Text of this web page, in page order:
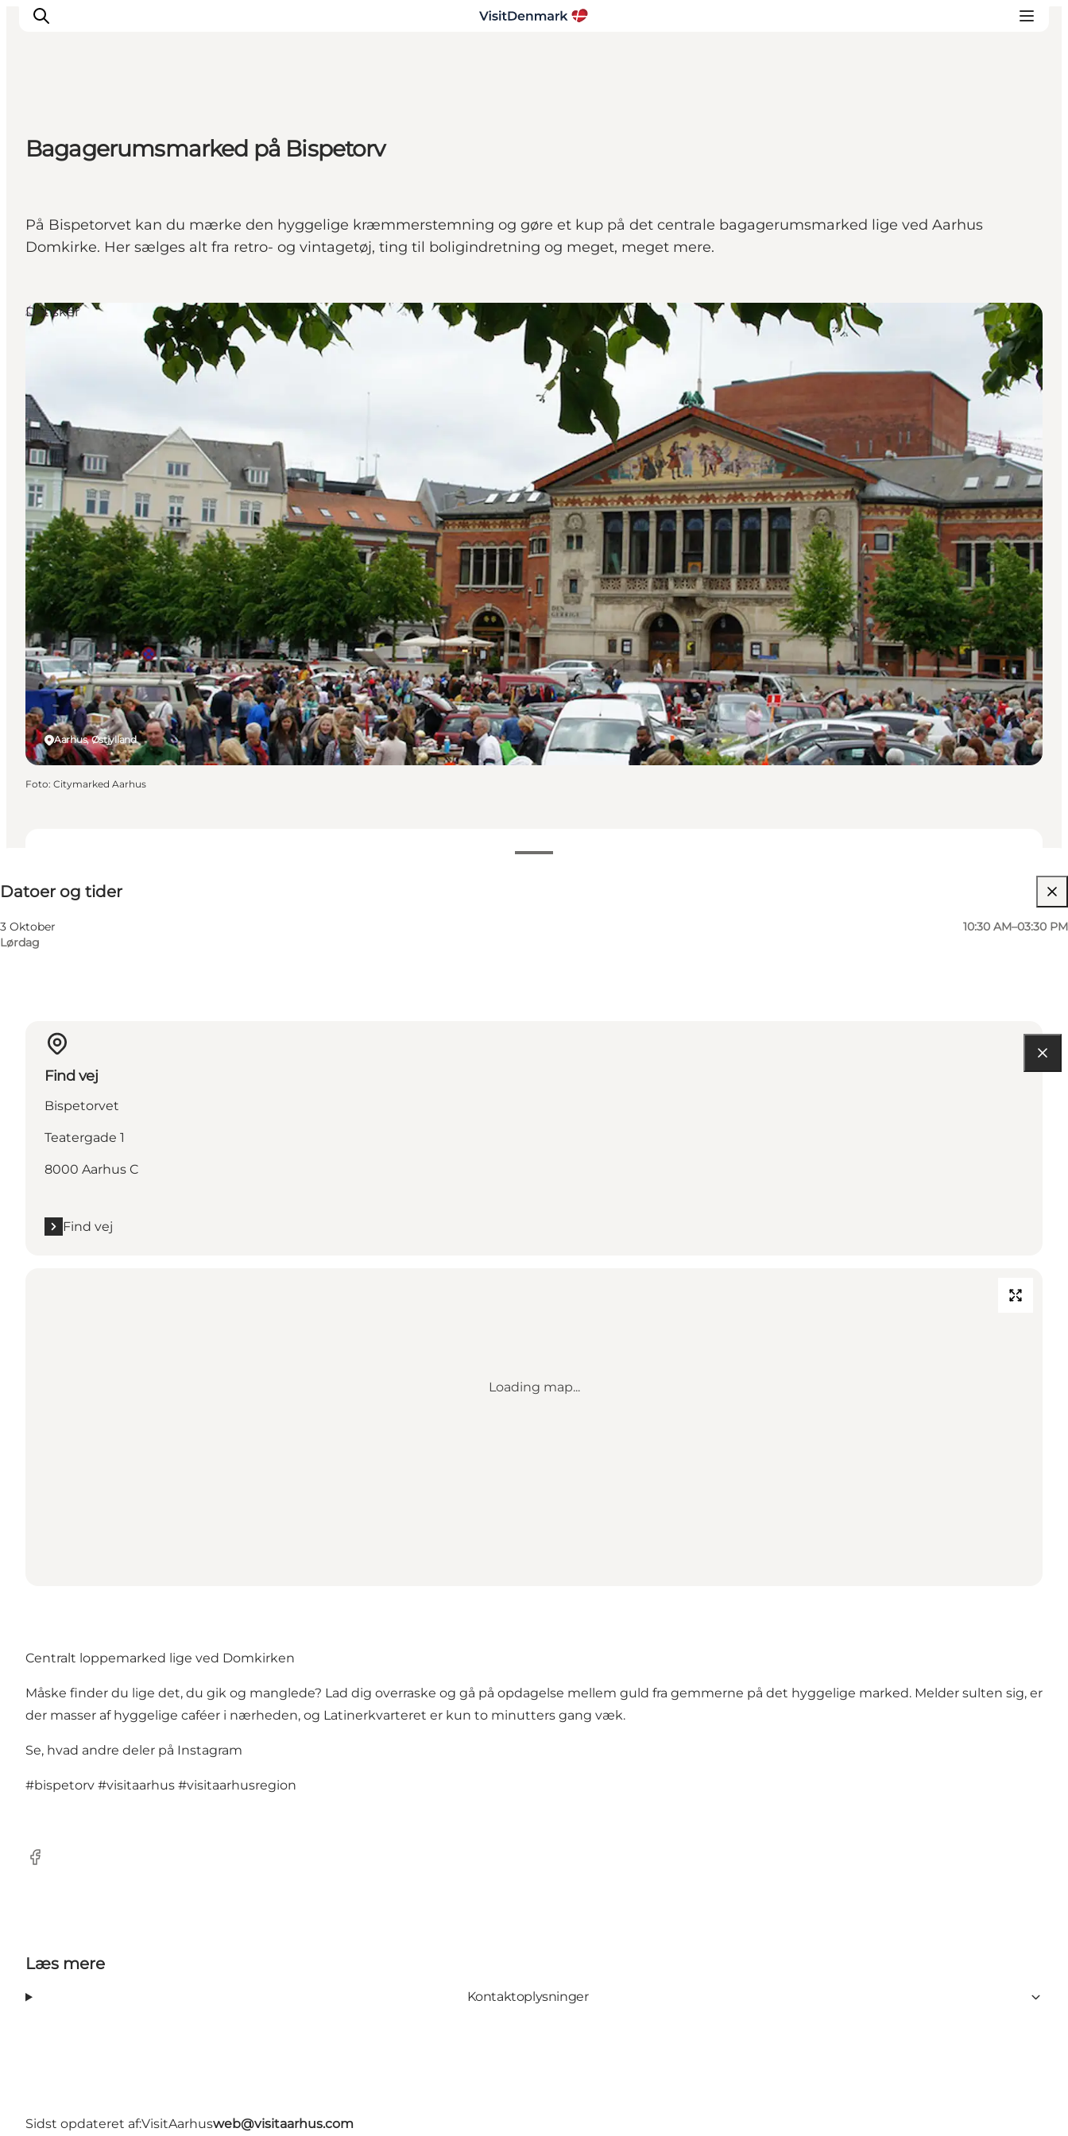
Inspiration
Destinationer
Planlæg ferien
Bagagerumsmarked på Bispetorv
På Bispetorvet kan du mærke den hyggelige kræmmerstemning og gøre et kup på det centrale bagagerumsmarked lige ved Aarhus
Domkirke. Her sælges alt fra retro- og vintagetøj, ting til boligindretning og meget, meget mere.
Datoer og tider
3 Oktober
Lørdag
10:30 AM–03:30 PM
Besøg hjemmeside
Aarhus, Østjylland
Det sker
Foto: Citymarked Aarhus
Find vej
Bispetorvet
Teatergade 1
8000 Aarhus C
Find vej
Loading map...
Centralt loppemarked lige ved Domkirken
Måske finder du lige det, du gik og manglede? Lad dig overraske og gå på opdagelse mellem guld fra gemmerne på det hyggelige marked. Melder sulten sig, er
der masser af hyggelige caféer i nærheden, og Latinerkvarteret er kun to minutters gang væk.
Se, hvad andre deler på Instagram
#bispetorv #visitaarhus #visitaarhusregion
Facebook
Læs mere
Kontaktoplysninger
Sidst opdateret af:VisitAarhusweb@visitaarhus.com